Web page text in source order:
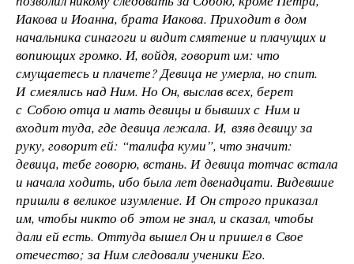
Иакова и Иоанна, брата Иакова. Приходит в дом
начальника синагоги и видит смятение и плачущих и
вопиющих громко. И, войдя, говорит им: что
смущаетесь и плачете? Девица не умерла, но спит.
И смеялись над Ним. Но Он, выслав всех, берет
с Собою отца и мать девицы и бывших с Ним и
входит туда, где девица лежала. И, взяв девицу за
руку, говорит ей: “талифа куми”, что значит:
девица, тебе говорю, встань. И девица тотчас встала
и начала ходить, ибо была лет двенадцати. Видевшие
пришли в великое изумление. И Он строго приказал
им, чтобы никто об этом не знал, и сказал, чтобы
дали ей есть. Оттуда вышел Он и пришел в Свое
отечество; за Ним следовали ученики Его.